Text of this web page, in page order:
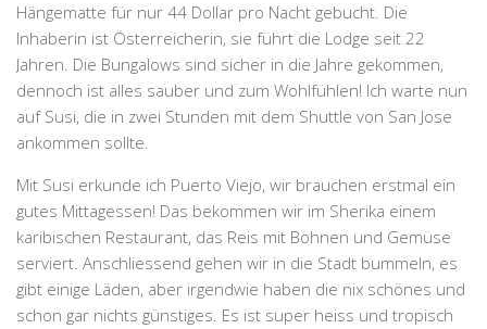
Hängematte für nur 44 Dollar pro Nacht gebucht. Die
Inhaberin ist Österreicherin, sie führt die Lodge seit 22
Jahren. Die Bungalows sind sicher in die Jahre gekommen,
dennoch ist alles sauber und zum Wohlfühlen! Ich warte nun
auf Susi, die in zwei Stunden mit dem Shuttle von San Jose
ankommen sollte.
Mit Susi erkunde ich Puerto Viejo, wir brauchen erstmal ein
gutes Mittagessen! Das bekommen wir im Sherika einem
karibischen Restaurant, das Reis mit Bohnen und Gemüse
serviert. Anschliessend gehen wir in die Stadt bummeln, es
gibt einige Läden, aber irgendwie haben die nix schönes und
schon gar nichts günstiges. Es ist super heiss und tropisch